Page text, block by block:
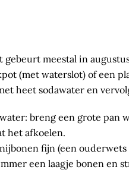
gebeurt meestal in
(met waterslot) of een
heet sodawater en
breng een grote pan
het afkoelen.
fijn (een
een laagje bonen en